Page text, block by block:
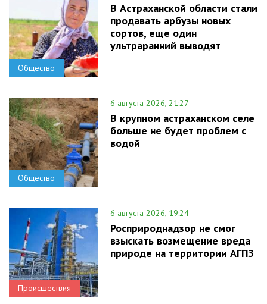
Общество
В Астраханской области стали
продавать арбузы новых
сортов, еще один
ультраранний выводят
Общество
6 августа 2026, 21:27
В крупном астраханском селе
больше не будет проблем с
водой
Происшествия
6 августа 2026, 19:24
Росприроднадзор не смог
взыскать возмещение вреда
природе на территории АГПЗ